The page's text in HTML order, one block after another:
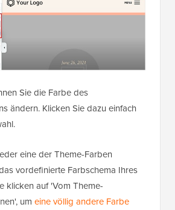
Sie die Farbe des
ändern. Klicken Sie dazu einfach
eine der Theme-Farben
vordefinierte Farbschema Ihres
klicken auf 'Vom Theme-
um eine völlig andere Farbe